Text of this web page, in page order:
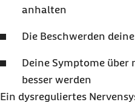
anhalten
Die Beschwerden
Deine Symptome über
besser werden
Ein dysreguliertes